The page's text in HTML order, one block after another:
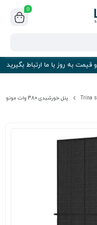
0
پنل خورشیدی 380 وات مونو